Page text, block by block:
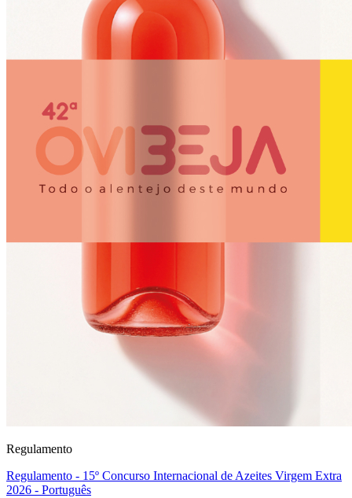
Regulamento
Regulamento - 15º Concurso Internacional de Azeites Virgem Extra
2026 - Português